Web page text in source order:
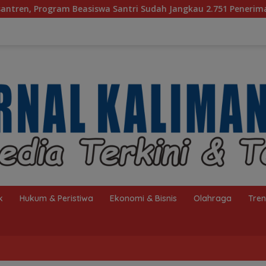
Santri Sudah Jangkau 2.751 Penerima Bagaimana
Hukum & Peristiwa Ekonomi & Bisnis Olahraga